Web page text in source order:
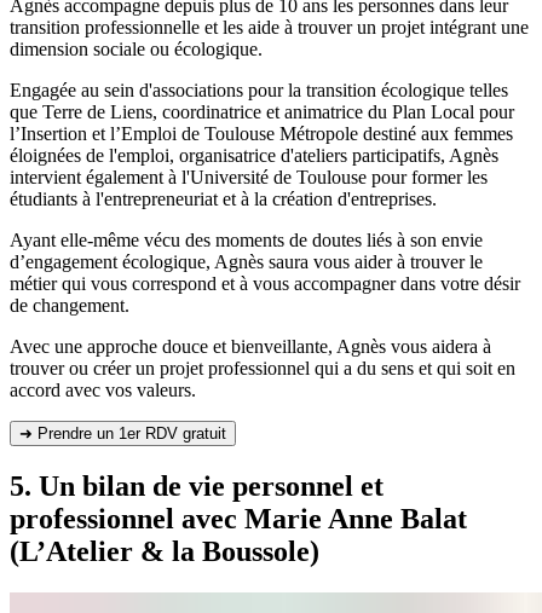
Agnès accompagne depuis plus de 10 ans les personnes dans leur
transition professionnelle et les aide à trouver un projet intégrant une
dimension sociale ou écologique.
Engagée au sein d'associations pour la transition écologique telles
que Terre de Liens, coordinatrice et animatrice du Plan Local pour
l’Insertion et l’Emploi de Toulouse Métropole destiné aux femmes
éloignées de l'emploi, organisatrice d'ateliers participatifs, Agnès
intervient également à l'Université de Toulouse pour former les
étudiants à l'entrepreneuriat et à la création d'entreprises.
Ayant elle-même vécu des moments de doutes liés à son envie
d’engagement écologique, Agnès saura vous aider à trouver le
métier qui vous correspond et à vous accompagner dans votre désir
de changement.
Avec une approche douce et bienveillante, Agnès vous aidera à
trouver ou créer un projet professionnel qui a du sens et qui soit en
accord avec vos valeurs.
➜ Prendre un 1er RDV gratuit
5. Un bilan de vie personnel et
professionnel avec Marie Anne Balat
(L’Atelier & la Boussole)